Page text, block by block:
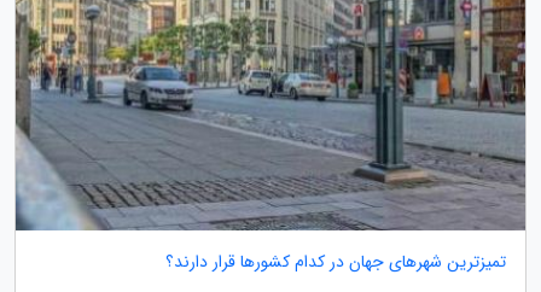
تمیزترین شهرهای جهان در کدام کشورها قرار دارند؟